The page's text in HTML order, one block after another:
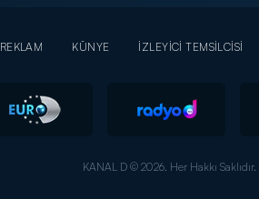
REKLAM KÜNYE İZLEYİCİ TEMSİLCİSİ
KANAL D © 2026. Her Hakkı Saklıdır.